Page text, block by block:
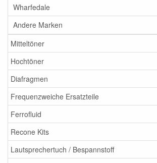
Wharfedale
Andere Marken
Mitteltöner
Hochtöner
Diafragmen
Frequenzweiche Ersatzteile
Ferrofluid
Recone Kits
Lautsprechertuch / Bespannstoff